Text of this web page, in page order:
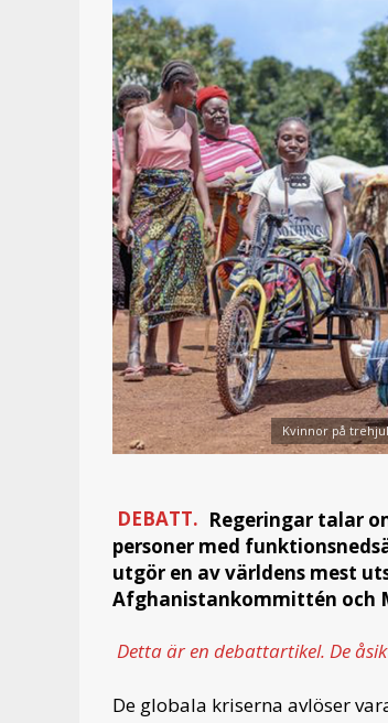
Kvinnor på
DEBATT. Regeringar talar
personer med
utgör en av världens mest
Afghanistankommittén och
Detta är en debattartikel. De
De globala kriserna avlöser